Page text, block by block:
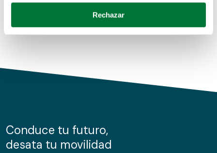
para buscar características específicas (huellas
Obtenga más información sobre cómo se procesan sus
de cookies.
información sobre el uso que haga del sitio web con
nuestros partners de redes sociales, publicidad y análisis
Rechazar
Conduce tu futuro,
desata tu movilidad